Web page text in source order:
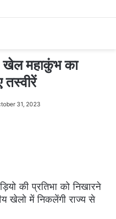
खेल महाकुंभ का
31, 2023
की प्रतिभा को निखारने
खेलो में निकलेंगी राज्य से